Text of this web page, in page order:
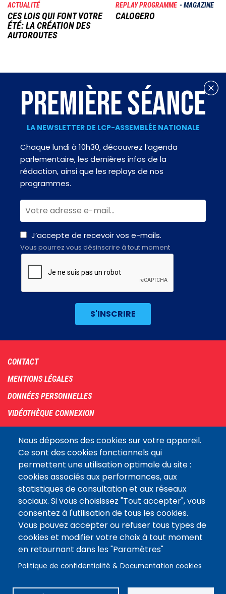
ACTUALITÉ
CES LOIS QUI FONT VOTRE
ÉTÉ: LA CRÉATION DES
AUTOROUTES
REPLAY PROGRAMME MAGAZINE
CALOGERO
Nous déposons des cookies sur votre appareil.
Ce sont des cookies fonctionnels qui
permettent une utilisation optimale du site :
cookies associés aux performances, aux
statistiques de consultation et aux réseaux
sociaux. Si vous choisissez "Tout accepter", vous
consentez à l'utilisation de tous les cookies.
Vous pouvez accepter ou refuser tous types de
cookies et modifier votre choix à tout moment
en retournant dans les "Paramètres"
Politique de confidentialité & Documentation cookies
PREMIÈRE SÉANCE
LA NEWSLETTER DE LCP-ASSEMBLÉE NATIONALE
Chaque lundi à 10h30, découvrez l’agenda
parlementaire, les dernières infos de la
rédaction, ainsi que les replays de nos
programmes.
J’accepte de recevoir vos e-mails.
Vous pourrez vous désinscrire à tout moment
Footer
menu
CONTACT
MENTIONS LÉGALES
DONNÉES PERSONNELLES
VIDÉOTHÈQUE CONNEXION
COOKIES
Assemblée
nationaleLE SITE DE L’ASSEMBLÉE NATIONALE
Suivez-nous